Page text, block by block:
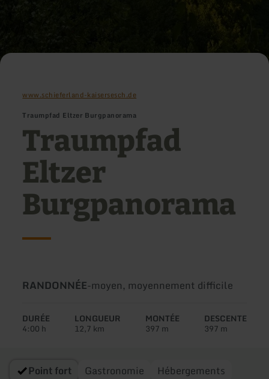
www.schieferland-kaisersesch.de
Traumpfad Eltzer Burgpanorama
Traumpfad
Eltzer
Burgpanorama
Type
circuit:
RANDONNÉE-Difficulté:
moyen, moyennement difficile
DURÉE
4:00 h
LONGUEUR
12,7 km
MONTÉE
397 m
DESCENTE
397 m
Point fort Gastronomie Hébergements